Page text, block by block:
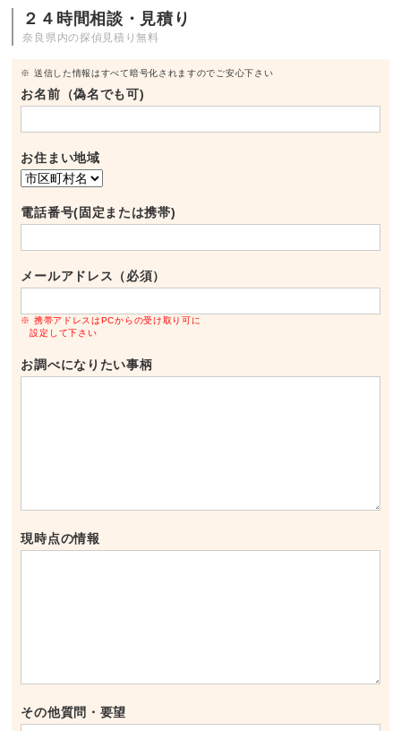
２４時間相談・見積り
奈良県内の探偵見積り無料
※ 送信した情報はすべて暗号化されますのでご安心下さい
お名前（偽名でも可)
お住まい地域
電話番号(固定または携帯)
メールアドレス（必須）
※ 携帯アドレスはPCからの受け取り可に
設定して下さい
お調べになりたい事柄
現時点の情報
その他質問・要望